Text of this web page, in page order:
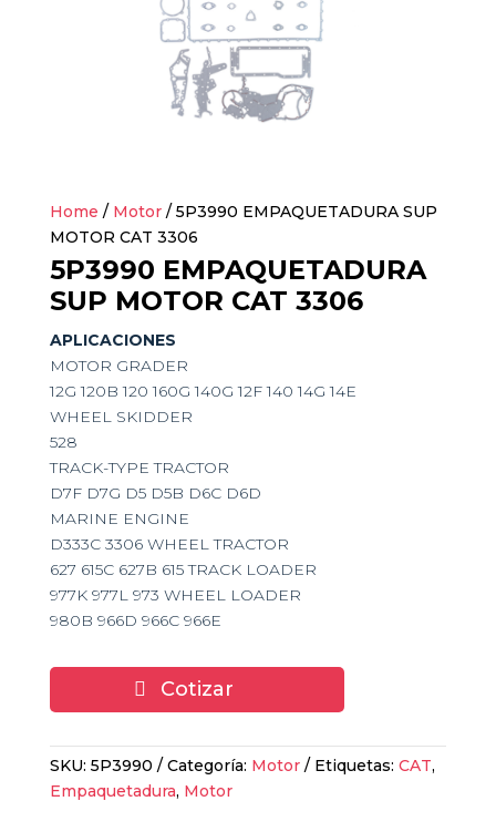
Home / Motor/ 5P3990 EMPAQUETADURA SUP
MOTOR CAT 3306
5P3990 EMPAQUETADURA
SUP MOTOR CAT 3306
APLICACIONES
MOTOR GRADER
12G 120B 120 160G 140G 12F 140 14G 14E
WHEEL SKIDDER
528
TRACK-TYPE TRACTOR
D7F D7G D5 D5B D6C D6D
MARINE ENGINE
D333C 3306 WHEEL TRACTOR
627 615C 627B 615 TRACK LOADER
977K 977L 973 WHEEL LOADER
980B 966D 966C 966E
Cotizar
SKU: 5P3990 Categoría: Motor Etiquetas: CAT,
Empaquetadura, Motor